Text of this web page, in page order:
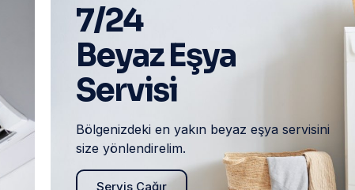
7/24
Beyaz Eşya
Servisi
Bölgenizdeki en yakın beyaz eşya servisini
size yönlendirelim.
Servis Çağır